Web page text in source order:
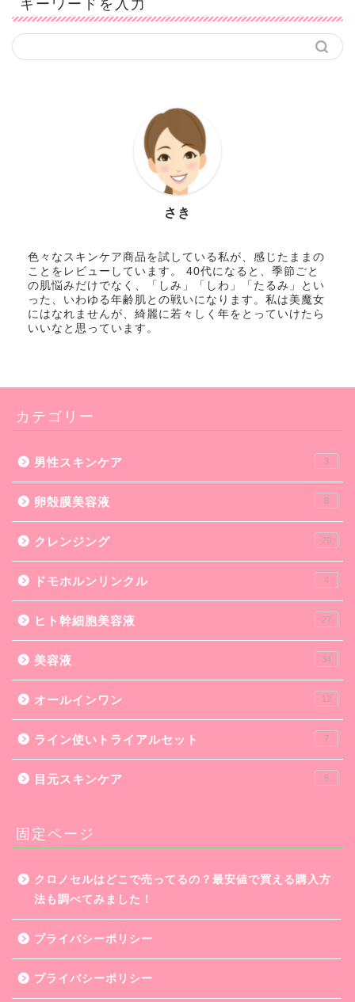
さき
色々なスキンケア商品を試している私が、感じたままの
ことをレビューしています。 40代になると、季節ごと
の肌悩みだけでなく、「しみ」「しわ」「たるみ」とい
った、いわゆる年齢肌との戦いになります。私は美魔女
にはなれませんが、綺麗に若々しく年をとっていけたら
いいなと思っています。
カテゴリー
男性スキンケア 3
卵殻膜美容液 8
クレンジング 20
ドモホルンリンクル 4
ヒト幹細胞美容液 27
美容液 34
オールインワン 12
ライン使いトライアルセット 7
目元スキンケア 6
固定ページ
クロノセルはどこで売ってるの？最安値で買える購入方
法も調べてみました！
プライバシーポリシー
プライバシーポリシー